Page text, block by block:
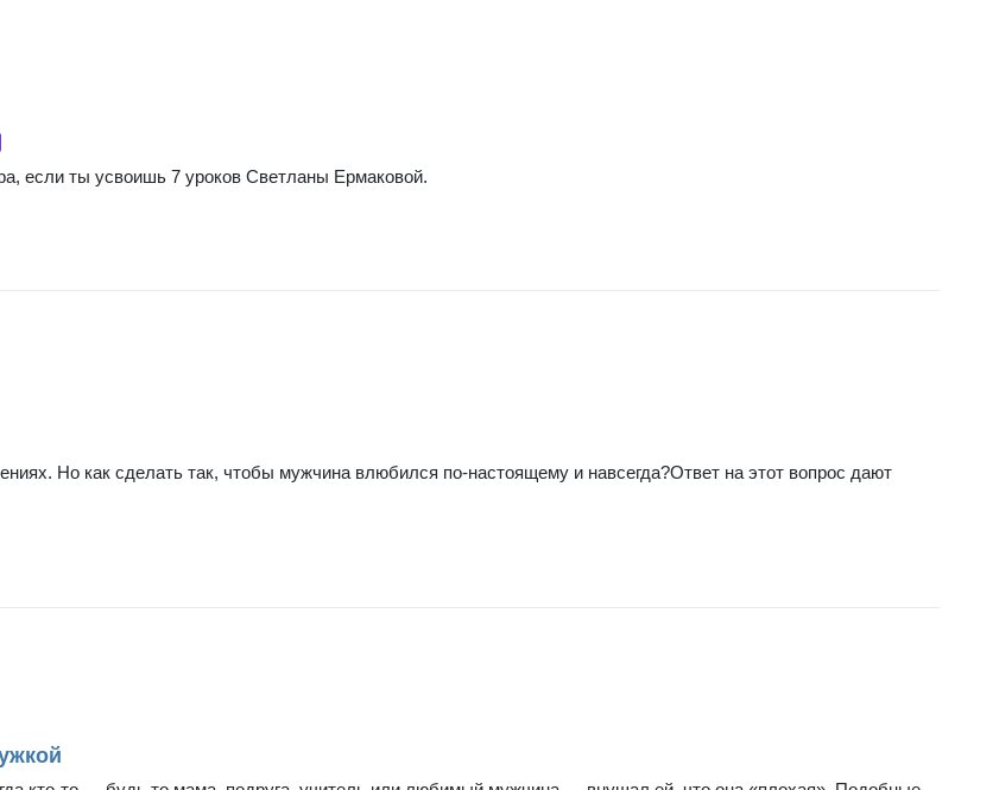
если ты усвоишь 7 уроков Светланы Ермаковой.
Но как сделать так, чтобы мужчина влюбился по-настоящему и навсегда?Ответ на этот вопрос дают